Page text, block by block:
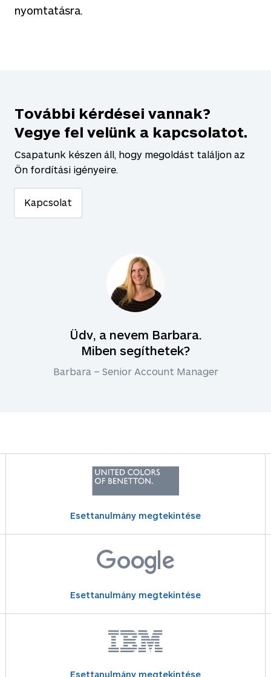
nyomtatásra.
További kérdései vannak?
Vegye fel velünk a kapcsolatot.
Csapatunk készen áll, hogy megoldást találjon az
Ön fordítási igényeire.
Kapcsolat
Üdv, a nevem Barbara.
Miben segíthetek?
Barbara – Senior Account Manager
Esettanulmány megtekintése
Esettanulmány megtekintése
Esettanulmány megtekintése